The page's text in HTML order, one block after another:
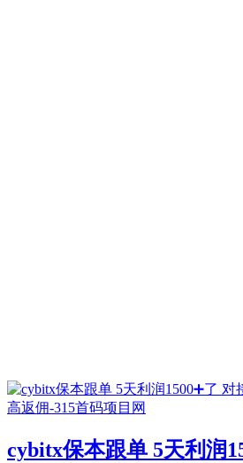
cybitx保本跟单 5天利润